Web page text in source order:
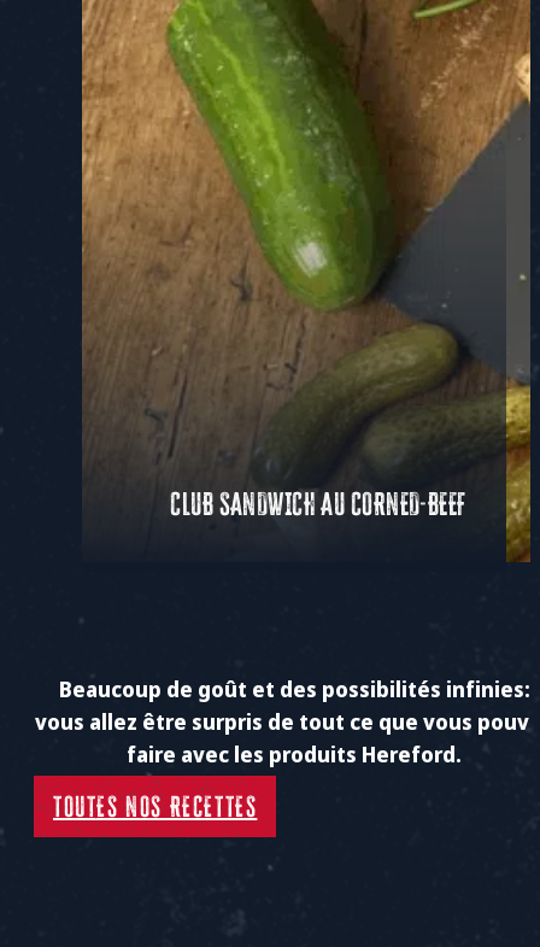
CLUB SANDWICH AU CORNED-BEEF
Beaucoup de goût et des possibilités infinies:
vous allez être surpris de tout ce que vous
faire avec les produits Hereford.
TOUTES NOS RECETTES